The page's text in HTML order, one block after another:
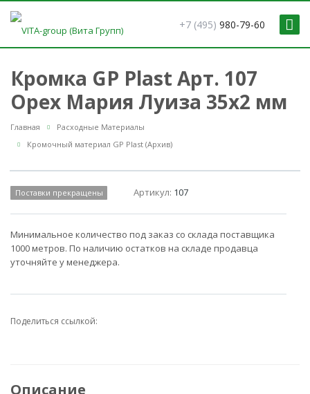
+7 (495) 980-79-60
Кромка GP Plast Арт. 107
Орех Мария Луиза 35x2 мм
Главная
Расходные Материалы
Кромочный материал GP Plast (Архив)
Поставки прекращены Артикул: 107
Минимальное количество под заказ со склада поставщика
1000 метров. По наличию остатков на складе продавца
уточняйте у менеджера.
Поделиться ссылкой:
Описание